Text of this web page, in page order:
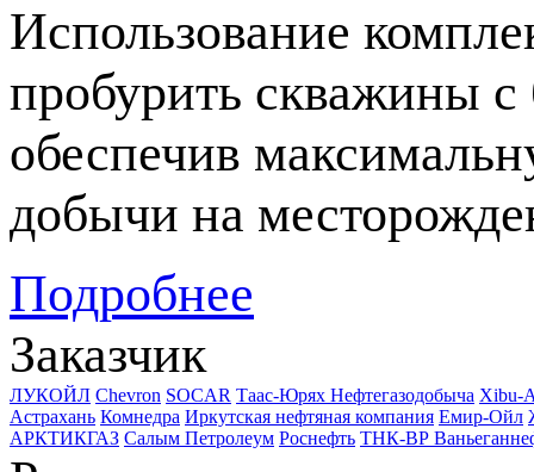
Использование
пробурить скважины
обеспечив
добычи на
Подробнее
Заказчик
ЛУКОЙЛ Chevron SOCAR Таас-Юрях Нефтегазодобыча Xibu-
Астрахань Комнедра Иркутская нефтяная компания Емир-Ойл
АРКТИКГАЗ Салым Петролеум Роснефть ТНК-ВР